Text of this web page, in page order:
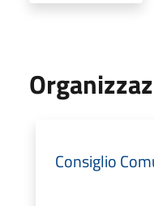
Consiglio